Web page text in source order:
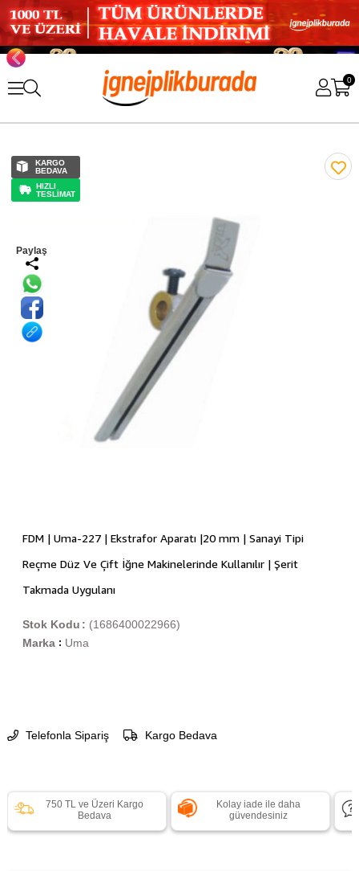
0
KARGO
BEDAVA
HIZLI
TESLİMAT
Paylaş
FDM | Uma-227 | Ekstrafor Aparatı |20 mm | Sanayi Tipi
Reçme Düz Ve Çift İğne Makinelerinde Kullanılır | Şerit
Takmada Uygulanı
(1686400022966)
Stok Kodu
Marka : Uma
Telefonla Sipariş Kargo Bedava
750 TL ve Üzeri Kargo
Bedava
Kolay iade ile daha
güvendesiniz